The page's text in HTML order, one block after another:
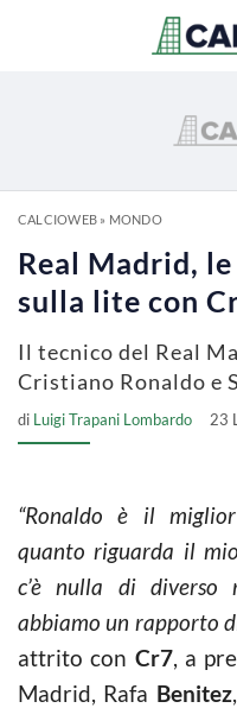
CALCIOWEB» MONDO
Real Madrid,
sulla lite con
Il tecnico del Real
Cristiano Ronaldo e
di Luigi Trapani Lombardo 23
“Ronaldo è il
quanto riguarda il
c’è nulla di diverso
abbiamo un rapporto
attrito con Cr7, a
Madrid, Rafa Benitez